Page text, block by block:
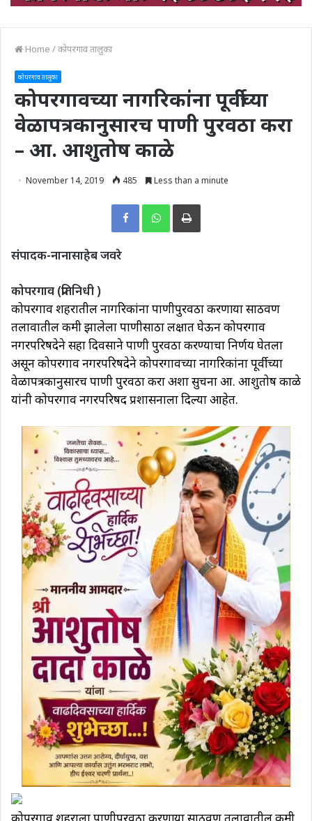
Home /कोपरगाव तालुका
कोपरगाव तालुका
कोपरगावच्या नागरिकांना पूर्वीच्या
वेळापत्रकानुसारच पाणी पुरवठा करा
– आ. आशुतोष काळे
November 14, 2019 485 Less than a minute
Print
संपादक-नानासाहेब जवरे
कोपरगाव (प्रतिनिधी )
कोपरगाव शहरातील नागरिकांना पाणीपुरवठा करणाऱ्या साठवण
तलावातील कमी झालेला पाणीसाठा लक्षात घेऊन कोपरगाव
नगरपरिषदेने सहा दिवसाने पाणी पुरवठा करण्याचा निर्णय घेतला
असून कोपरगाव नगरपरिषदेने कोपरगावच्या नागरिकांना पूर्वीच्या
वेळापत्रकानुसारच पाणी पुरवठा करा अशा सुचना आ. आशुतोष काळे
यांनी कोपरगाव नगरपरिषद प्रशासनाला दिल्या आहेत.